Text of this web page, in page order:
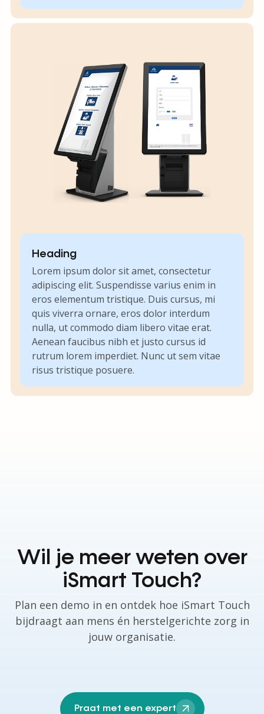
Heading
Lorem ipsum dolor sit amet, consectetur
adipiscing elit. Suspendisse varius enim in
eros elementum tristique. Duis cursus, mi
quis viverra ornare, eros dolor interdum
nulla, ut commodo diam libero vitae erat.
Aenean faucibus nibh et justo cursus id
rutrum lorem imperdiet. Nunc ut sem vitae
risus tristique posuere.
Wil je meer weten over
iSmart Touch?
Plan een demo in en ontdek hoe iSmart Touch
bijdraagt aan mens én herstelgerichte zorg in
jouw organisatie.
Praat met een expert